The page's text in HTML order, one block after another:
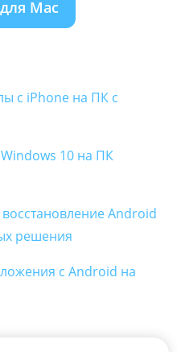
Mac
с iPhone на ПК с
10 на ПК
Android
решения
с Android на